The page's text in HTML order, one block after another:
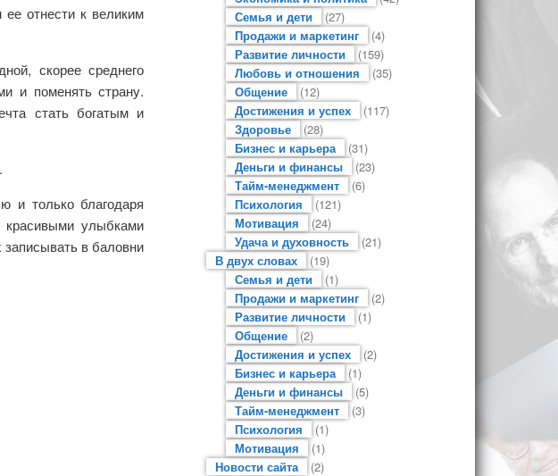
отнести к великим
скорее среднего
и поменять страну.
стать богатым и
и только благодаря
красивыми улыбками
в баловни
Семья и дети
(27)
Продажи и маркетинг
(4)
Развитие личности
(159)
Любовь и отношения
(35)
Общение
(12)
Достижения и успех
(117)
Здоровье
(28)
Бизнес и карьера
(31)
Деньги и финансы
(23)
Тайм-менеджмент
(6)
Психология
(121)
Мотивация
(24)
Удача и духовность
(21)
В двух словах
(19)
Семья и дети
(1)
Продажи и маркетинг
(2)
Развитие личности
(1)
Общение
(2)
Достижения и успех
(2)
Бизнес и карьера
(1)
Деньги и финансы
(5)
Тайм-менеджмент
(3)
Психология
(1)
Мотивация
(1)
Новости сайта
(2)